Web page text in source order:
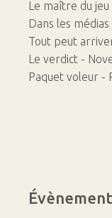
Le maître du jeu
Dans les
Tout peut
Le verdict -
Paquet voleur -